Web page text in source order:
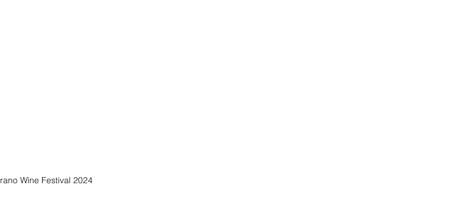
Wine Festival 2024